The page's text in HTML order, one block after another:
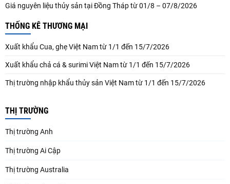
Giá nguyên liệu thủy sản tại Đồng Tháp từ 01/8 – 07/8/2026
THỐNG KÊ THƯƠNG MẠI
Xuất khẩu Cua, ghẹ Việt Nam từ 1/1 đến 15/7/2026
Xuất khẩu chả cá & surimi Việt Nam từ 1/1 đến 15/7/2026
Thị trường nhập khẩu thủy sản Việt Nam từ 1/1 đến 15/7/2026
THỊ TRƯỜNG
Thị trường Anh
Thị trường Ai Cập
Thị trường Australia